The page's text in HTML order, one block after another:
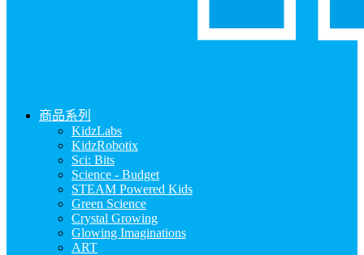
商品系列
KidzLabs
KidzRobotix
Sci: Bits
Science - Budget
STEAM Powered Kids
Green Science
Crystal Growing
Glowing Imaginations
ART